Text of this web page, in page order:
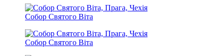
Собор Святого Віта
Собор Святого Віта